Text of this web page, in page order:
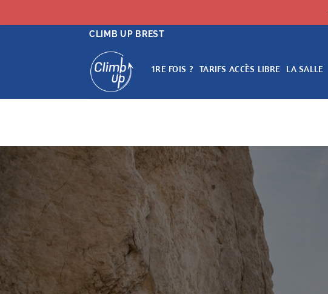
CLIMB UP BREST
1RE FOIS ? TARIFS ACCÈS LIBRE LA SALLE